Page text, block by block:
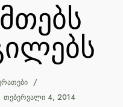
ᲗᲔᲑᲔᲠᲕᲐᲚᲘ 4, 2014